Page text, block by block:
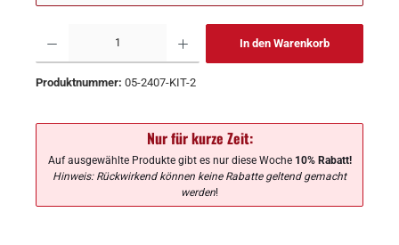
In den Warenkorb
Produktnummer: 05-2407-KIT-2
Nur für kurze Zeit:
Auf ausgewählte Produkte gibt es nur diese Woche10% Rabatt!
Hinweis: Rückwirkend können keine Rabatte geltend gemacht
werden!